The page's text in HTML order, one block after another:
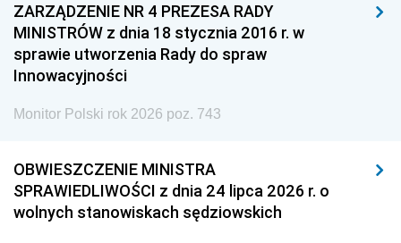
ZARZĄDZENIE NR 4 PREZESA RADY
MINISTRÓW z dnia 18 stycznia 2016 r. w
sprawie utworzenia Rady do spraw
Innowacyjności
Monitor Polski rok 2026 poz. 743
OBWIESZCZENIE MINISTRA
SPRAWIEDLIWOŚCI z dnia 24 lipca 2026 r. o
wolnych stanowiskach sędziowskich